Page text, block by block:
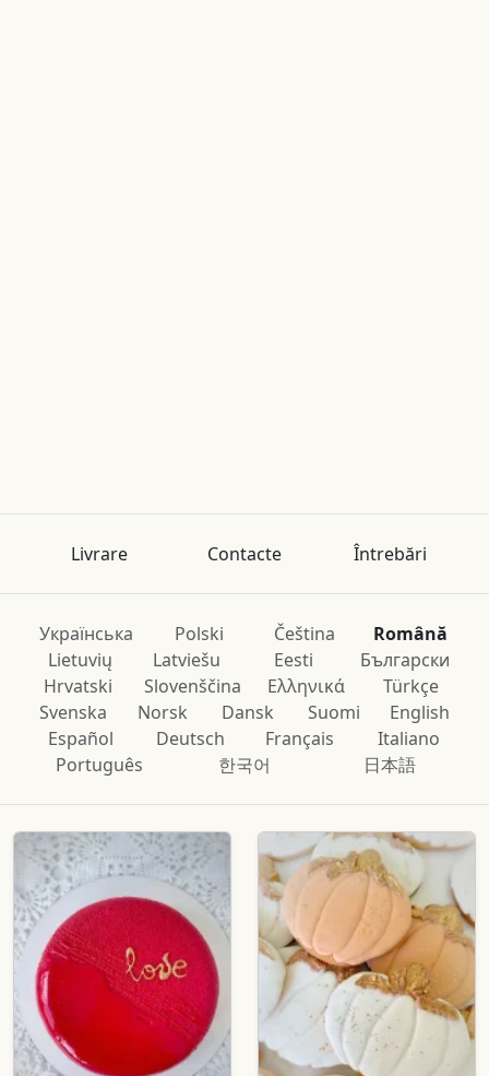
Livrare Contacte Întrebări
Українська Polski Čeština
Română
Lietuvių
Latviešu Eesti
Български
Hrvatski
Slovenščina Ελληνικά
Türkçe
Svenska
Norsk Dansk Suomi
English
Español
Deutsch Français
Italiano
Português
한국어 日本語